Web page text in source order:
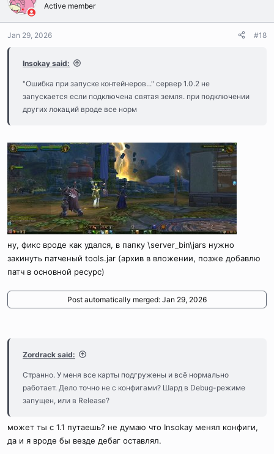
Active member
Jan 29, 2026 #18
Insokay said:
"Ошибка при запуске контейнеров..." сервер 1.0.2 не
запускается если подключена святая земля. при подключении
других локаций вроде все норм
ну, фикс вроде как удался, в папку \server_bin\jars нужно
закинуть патченый tools.jar (архив в вложении, позже добавлю
патч в основной ресурс)
Post automatically merged: Jan 29, 2026
Zordrack said:
Странно. У меня все карты подгружены и всё нормально
работает. Дело точно не с конфигами? Шард в Debug-режиме
запущен, или в Release?
может ты с 1.1 путаешь? не думаю что Insokay менял конфиги,
да и я вроде бы везде дебаг оставлял.